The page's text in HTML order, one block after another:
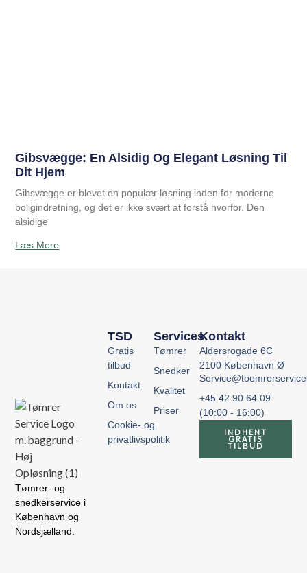
Gibsvægge: En Alsidig Og Elegant Løsning Til
Dit Hjem
Gibsvægge er blevet en populær løsning inden for moderne
boligindretning, og det er ikke svært at forstå hvorfor. Den
alsidige
Læs Mere
Tømrer- og
snedkerservice i
København og
Nordsjælland.
Services
Tømrer
Snedker
Kvalitet
Priser
TSD
Gratis
tilbud
Kontakt
Om os
Cookie- og
privatlivspolitik
Kontakt
Aldersrogade 6C
2100 København Ø
+45 42 90 64 09
(10:00 - 16:00)
INDHENT
GRATIS
TILBUD